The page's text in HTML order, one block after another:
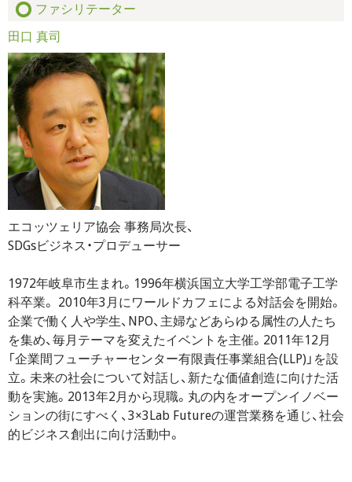
ファシリテーター
田口 真司
エコッツェリア協会 事務局次長、
SDGsビジネス・プロデューサー
1972年岐阜市生まれ。1996年横浜国立大学工学部電子工学
科卒業。 2010年3月にワールドカフェによる対話会を開始。
企業で働く人や学生、NPO、主婦などあらゆる属性の人たち
を集め、毎月テーマを変えたイベントを主催。2011年12月
「企業間フューチャーセンター有限責任事業組合(LLP)」を設
立。未来の社会について対話し、新たな価値創造に向けた活
動を実施。2013年2月から現職。丸の内をオープンイノベー
ションの街にすべく、3×3Lab Futureの運営業務を通じ、社会
的ビジネス創出に向け活動中。